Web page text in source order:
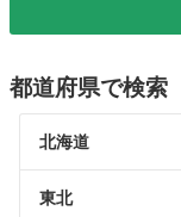
都道府県で検索
北海道
東北